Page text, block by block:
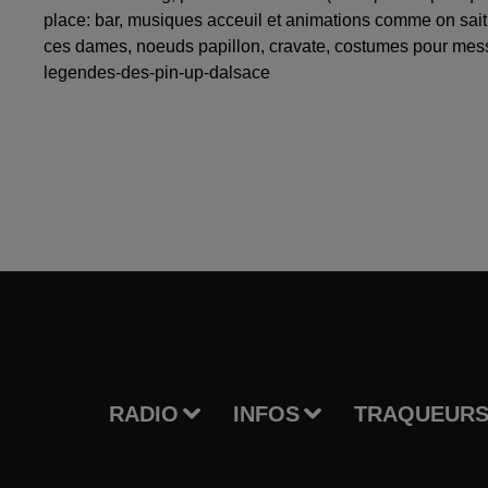
place: bar, musiques acceuil et animations comme on
ces dames, noeuds papillon, cravate, costumes pour
legendes-des-pin-up-dalsace
RADIO INFOS